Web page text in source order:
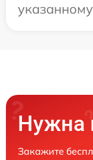
Нужна
Закажите